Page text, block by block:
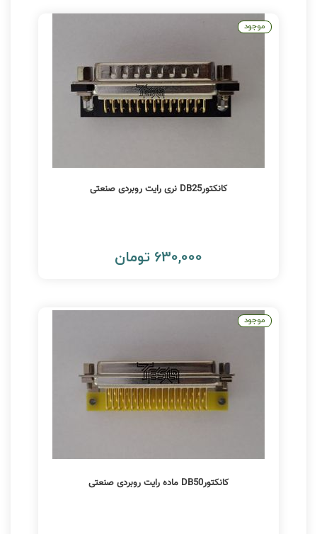
کانکتورDB25 نری رایت روبردی صنعتی
630,000 تومان
موجود
کانکتورDB50 ماده رایت روبردی صنعتی
موجود